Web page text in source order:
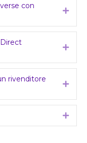
con
rivenditore